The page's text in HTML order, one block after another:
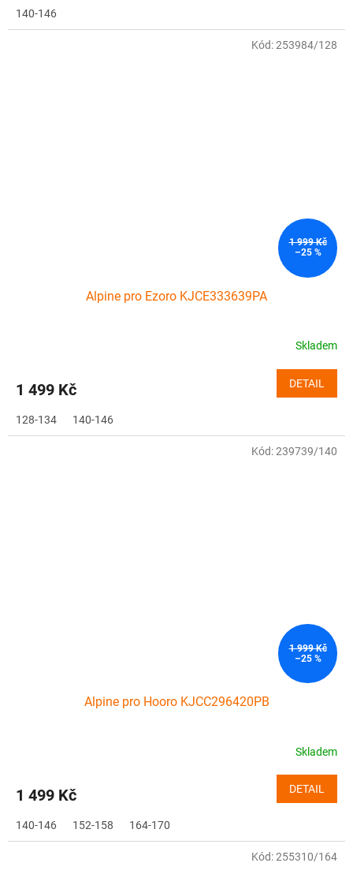
140-146
1 999 Kč
–25 %
Alpine pro Ezoro KJCE333639PA
Skladem
1 499 Kč DETAIL
128-134 140-146
Kód:253984/128
1 999 Kč
–25 %
Alpine pro Hooro KJCC296420PB
Skladem
1 499 Kč DETAIL
140-146 152-158 164-170
Kód:239739/140
Kód:255310/164